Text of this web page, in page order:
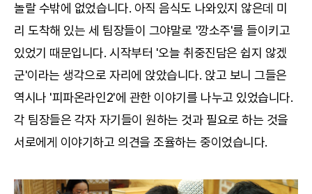
놀랄 수밖에 없었습니다. 아직 음식도 나와있지 않은데 미
리 도착해 있는 세 팀장들이 그야말로 '깡소주'를 들이키고
있었기 때문입니다. 시작부터 '오늘 취중진담은 쉽지 않겠
군'이라는 생각으로 자리에 앉았습니다. 앉고 보니 그들은
역시나 '피파온라인2'에 관한 이야기를 나누고 있었습니다.
각 팀장들은 각자 자기들이 원하는 것과 필요로 하는 것을
서로에게 이야기하고 의견을 조율하는 중이었습니다.